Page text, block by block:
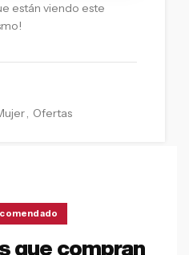
están viendo este
, Ofertas
que compran